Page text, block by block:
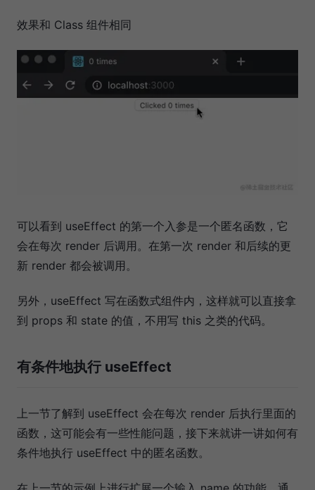
效果和 Class 组件相同
可以看到 useEffect 的第一个入参是一个匿名函数，它
会在每次 render 后调用。在第一次 render 和后续的更
新 render 都会被调用。
另外，useEffect 写在函数式组件内，这样就可以直接拿
到 props 和 state 的值，不用写 this 之类的代码。
有条件地执行 useEffect
上一节了解到 useEffect 会在每次 render 后执行里面的
函数，这可能会有一些性能问题，接下来就讲一讲如何有
条件地执行 useEffect 中的匿名函数。